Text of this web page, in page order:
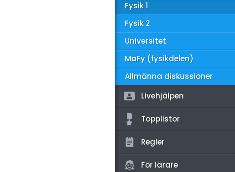
Fysik 1
Fysik 2
Universitet
MaFy (fysikdelen)
Allmänna diskussioner
Livehjälpen
Topplistor
Regler
För lärare